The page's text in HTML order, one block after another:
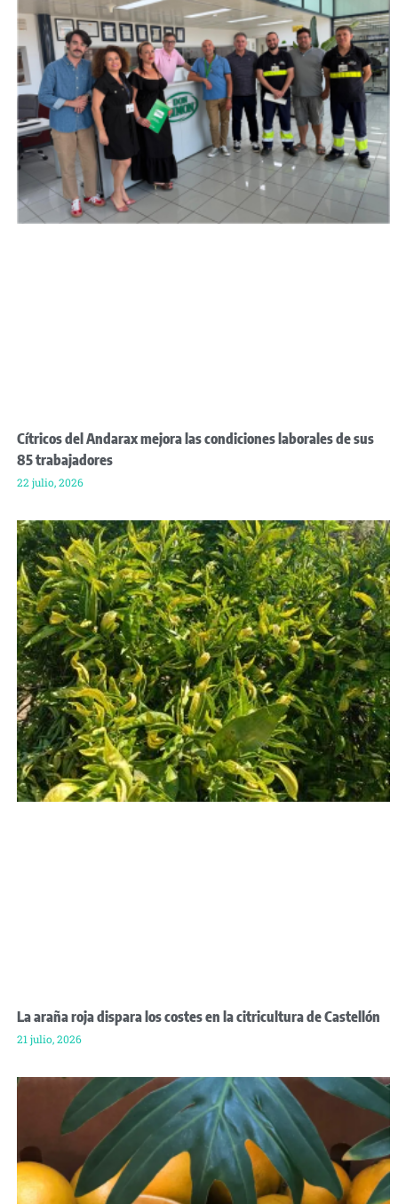
Cítricos del Andarax mejora las condiciones laborales de sus
85 trabajadores
22 julio, 2026
La araña roja dispara los costes en la citricultura de Castellón
21 julio, 2026